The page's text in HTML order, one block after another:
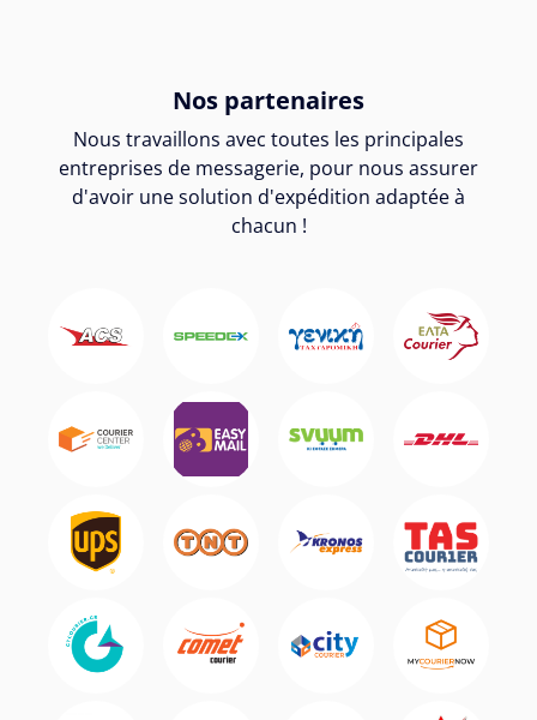
Nos partenaires
Nous travaillons avec toutes les principales
entreprises de messagerie, pour nous assurer
d'avoir une solution d'expédition adaptée à
chacun !